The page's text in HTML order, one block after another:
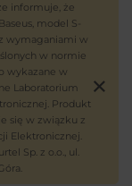
informuje, że
model S-
wymaganiami w
w normie
wykazane w
Laboratorium
Produkt
się w związku z
Elektronicznej.
Sp. z o.o., ul.